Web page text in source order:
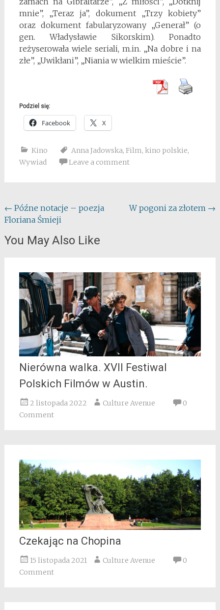
mnie”, „Teraz ja”, dokument „Trzy kobiety”
oraz dokument fabularyzowany „Generał” (o
gen. Władysławie Sikorskim). Ponadto
reżyserowała wiele seriali, m.in. „Na dobre i na
złe”, „Uwikłani”, „Niania w wielkim mieście”.
Podziel się:
Facebook X
Kino Anna Jadowska, Film, kino polskie,
Wywiad
Leave a comment
Post
navigation
← Późne notacje – poezja
Floriana Śmieji
W pogoni za złotem →
You May Also Like
Nierówna walka. XVII Festiwal
Polskich Filmów w Austin.
2 listopada 2022 Culture Avenue
0
Comment
Czekając na Chopina
15 listopada 2021 Culture Avenue
0
Comment